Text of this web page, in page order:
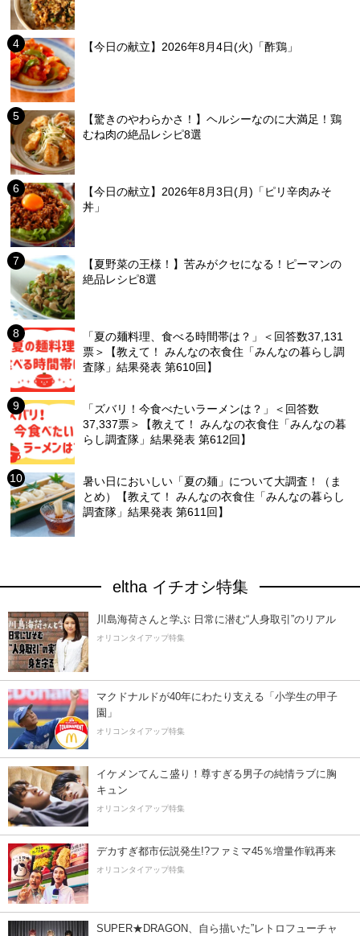
【今日の献立】2026年8月4日(火)「酢鶏」
【驚きのやわらかさ！】ヘルシーなのに大満足！鶏
むね肉の絶品レシピ8選
【今日の献立】2026年8月3日(月)「ピリ辛肉みそ
丼」
【夏野菜の王様！】苦みがクセになる！ピーマンの
絶品レシピ8選
「夏の麺料理、食べる時間帯は？」＜回答数37,131
票＞【教えて！ みんなの衣食住「みんなの暮らし調
査隊」結果発表 第610回】
「ズバリ！今食べたいラーメンは？」＜回答数
37,337票＞【教えて！ みんなの衣食住「みんなの暮
らし調査隊」結果発表 第612回】
暑い日においしい「夏の麺」について大調査！（ま
とめ）【教えて！ みんなの衣食住「みんなの暮らし
調査隊」結果発表 第611回】
eltha イチオシ特集
川島海荷さんと学ぶ 日常に潜む“人身取引”のリアル
オリコンタイアップ特集
マクドナルドが40年にわたり支える「小学生の甲子
園」
オリコンタイアップ特集
イケメンてんこ盛り！尊すぎる男子の純情ラブに胸
キュン
オリコンタイアップ特集
デカすぎ都市伝説発生!?ファミマ45％増量作戦再来
オリコンタイアップ特集
SUPER★DRAGON、自ら描いた”レトロフューチャ